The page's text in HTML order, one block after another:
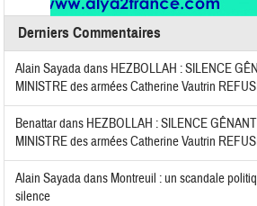
Derniers Commentaires
Alain Sayadadans HEZBOLLAH : SILENCE
MINISTRE des armées Catherine Vautrin
Benattardans HEZBOLLAH : SILENCE
MINISTRE des armées Catherine Vautrin
Alain Sayadadans Montreuil : un scandale
silence